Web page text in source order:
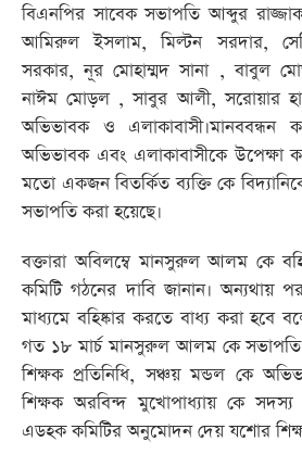
বিএনপির সাবেক সভাপতি আব্দুর
আমিরুল ইসলাম, মিল্টন সরদার,
সরকার, নূর মোহাম্মদ সানা , বাবুল
নাঈম মোড়ল , সাবুর আলী, সরোয়ার
অভিভাবক ও এলাকাবাসী।মানববন্ধন
অভিভাবক এবং এলাকাবাসীকে
মতো একজন বিতর্কিত ব্যক্তি কে
সভাপতি করা হয়েছে।
বক্তারা অবিলম্বে মানসুরুল আলম কে
কমিটি গঠনের দাবি জানান। অন্যথায়
মাধ্যমে বহিষ্কার করতে বাধ্য করা হবে
গত ১৮ মার্চ মানসুরুল আলম কে
শিক্ষক প্রতিনিধি, সঞ্চয় মন্ডল কে
শিক্ষক অরবিন্দ মুখোপাধ্যায় কে
এডহক কমিটির অনুমোদন দেয় যশোর